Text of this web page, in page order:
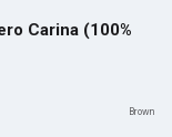
Carina (100%
Brown